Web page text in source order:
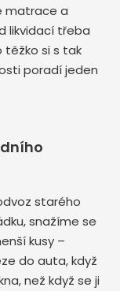
matrace a
likvidací třeba
těžko si s tak
poradí jeden
starého
snažíme se
kusy –
do auta, když
než když se ji